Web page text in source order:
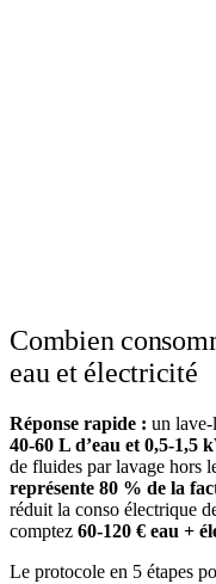
Combien
eau et électricité
Réponse rapide : un
40-60 L d’eau et 0,5-1,5
de fluides par lavage hors
représente 80 % de la
réduit la conso électrique
comptez 60-120 € eau +
Le protocole en 5 étapes